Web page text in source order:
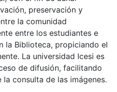
preservación y
la comunidad
entre los estudiantes e
la Biblioteca, propiciando el
La universidad Icesi es
de difusión, facilitando
consulta de las imágenes.